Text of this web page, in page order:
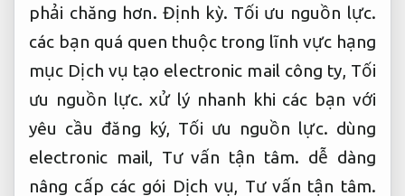
phải chăng hơn. Định kỳ. Tối ưu nguồn lực.
các bạn quá quen thuộc trong lĩnh vực hạng
mục Dịch vụ tạo electronic mail công ty, Tối
ưu nguồn lực. xử lý nhanh khi các bạn với
yêu cầu đăng ký, Tối ưu nguồn lực. dùng
electronic mail, Tư vấn tận tâm. dễ dàng
nâng cấp các gói Dịch vụ, Tư vấn tận tâm.